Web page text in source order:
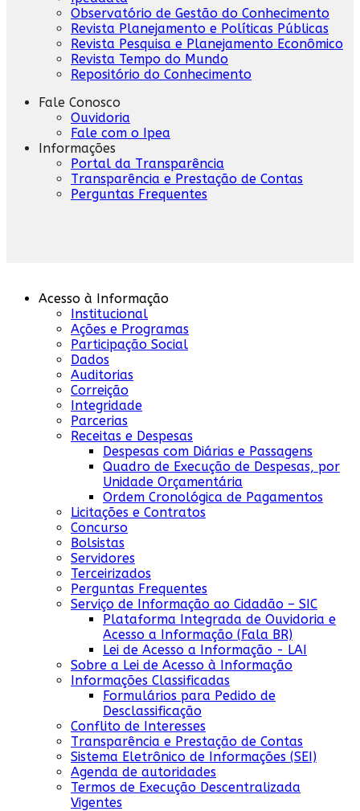
Observatório de Gestão do Conhecimento
Revista Planejamento e Políticas Públicas
Revista Pesquisa e Planejamento Econômico
Revista Tempo do Mundo
Repositório do Conhecimento
Fale Conosco
Ouvidoria
Fale com o Ipea
Informações
Portal da Transparência
Transparência e Prestação de Contas
Perguntas Frequentes
Acesso à Informação
Institucional
Ações e Programas
Participação Social
Dados
Auditorias
Correição
Integridade
Parcerias
Receitas e Despesas
Despesas com Diárias e Passagens
Quadro de Execução de Despesas, por
Unidade Orçamentária
Ordem Cronológica de Pagamentos
Licitações e Contratos
Concurso
Bolsistas
Servidores
Terceirizados
Perguntas Frequentes
Serviço de Informação ao Cidadão – SIC
Plataforma Integrada de Ouvidoria e
Acesso a Informação (Fala BR)
Lei de Acesso a Informação - LAI
Sobre a Lei de Acesso à Informação
Informações Classificadas
Formulários para Pedido de
Desclassificação
Conflito de Interesses
Transparência e Prestação de Contas
Sistema Eletrônico de Informações (SEI)
Agenda de autoridades
Termos de Execução Descentralizada
Vigentes